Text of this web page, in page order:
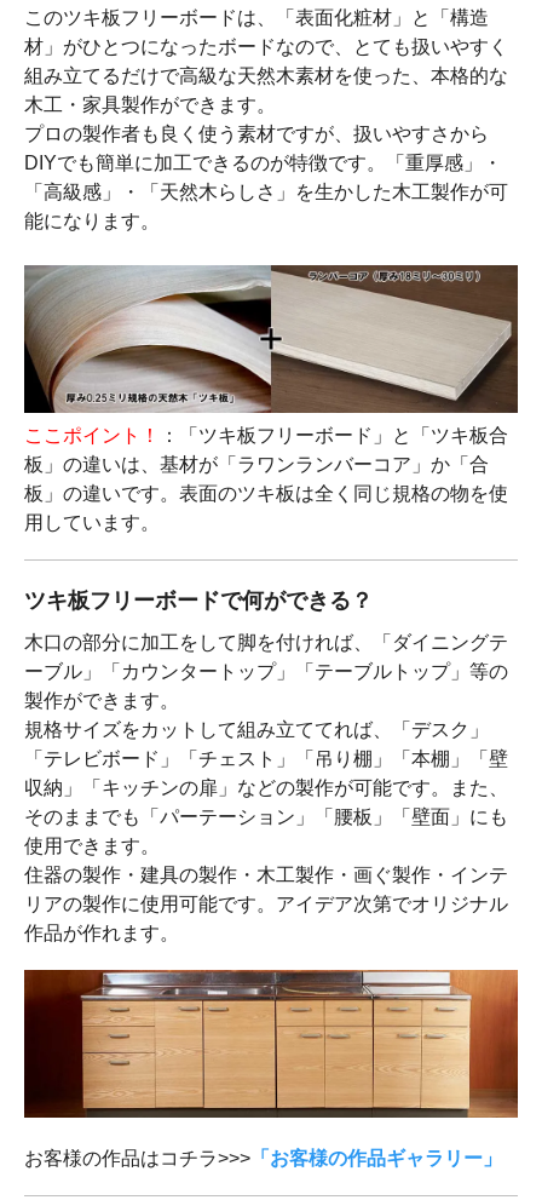
このツキ板フリーボードは、「表面化粧材」と「構造
材」がひとつになったボードなので、とても扱いやすく
組み立てるだけで高級な天然木素材を使った、本格的な
木工・家具製作ができます。
プロの製作者も良く使う素材ですが、扱いやすさから
DIYでも簡単に加工できるのが特徴です。「重厚感」・
「高級感」・「天然木らしさ」を生かした木工製作が可
能になります。
ここポイント！
：「ツキ板フリーボード」と「ツキ板合
板」の違いは、基材が「ラワンランバーコア」か「合
板」の違いです。表面のツキ板は全く同じ規格の物を使
用しています。
ツキ板フリーボードで何ができる？
木口の部分に加工をして脚を付ければ、「ダイニングテ
ーブル」「カウンタートップ」「テーブルトップ」等の
製作ができます。
規格サイズをカットして組み立ててれば、「デスク」
「テレビボード」「チェスト」「吊り棚」「本棚」「壁
収納」「キッチンの扉」などの製作が可能です。また、
そのままでも「パーテーション」「腰板」「壁面」にも
使用できます。
住器の製作・建具の製作・木工製作・画ぐ製作・インテ
リアの製作に使用可能です。アイデア次第でオリジナル
作品が作れます。
お客様の作品はコチラ>>> 「お客様の作品ギャラリー」